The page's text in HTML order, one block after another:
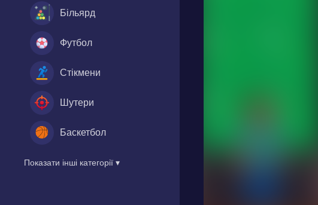
Більярд
Футбол
Стікмени
Шутери
Баскетбол
Показати інші категорії ▾